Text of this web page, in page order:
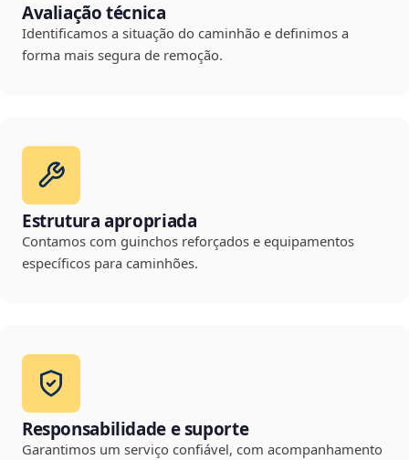
Avaliação técnica
Identificamos a situação do caminhão e definimos a
forma mais segura de remoção.
Estrutura apropriada
Contamos com guinchos reforçados e equipamentos
específicos para caminhões.
Responsabilidade e suporte
Garantimos um serviço confiável, com acompanhamento